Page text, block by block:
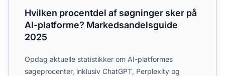
Hvilken procentdel af søgninger sker på
AI-platforme? Markedsandelsguide
2025
Opdag aktuelle statistikker om AI-platformes
søgeprocenter, inklusiv ChatGPT, Perplexity og